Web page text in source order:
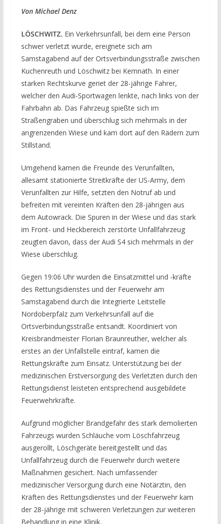
Von Michael Denz
LÖSCHWITZ. Ein Verkehrsunfall, bei dem eine Person
schwer verletzt wurde, ereignete sich am
Samstagabend auf der Ortsverbindungsstraße zwischen
Kuchenreuth und Löschwitz bei Kemnath. In einer
starken Rechtskurve geriet der 28-jährige Fahrer,
welcher den Audi-Sportwagen lenkte, nach links von der
Fahrbahn ab. Das Fahrzeug spießte sich im
Straßengraben und überschlug sich mehrmals in der
angrenzenden Wiese und kam dort auf den Rädern zum
Stillstand.
Umgehend kamen die Freunde des Verunfallten,
allesamt stationierte Streitkräfte der US-Army, dem
Verunfallten zur Hilfe, setzten den Notruf ab und
befreiten mit vereinten Kräften den 28-jährigen aus
dem Autowrack. Die Spuren in der Wiese und das stark
im Front- und Heckbereich zerstörte Unfallfahrzeug
zeugten davon, dass der Audi S4 sich mehrmals in der
Wiese überschlug.
Gegen 19:06 Uhr wurden die Einsatzmittel und -kräfte
des Rettungsdienstes und der Feuerwehr am
Samstagabend durch die Integrierte Leitstelle
Nordoberpfalz zum Verkehrsunfall auf die
Ortsverbindungsstraße entsandt. Koordiniert von
Kreisbrandmeister Florian Braunreuther, welcher als
erstes an der Unfallstelle eintraf, kamen die
Rettungskräfte zum Einsatz. Unterstützung bei der
medizinischen Erstversorgung des Verletzten durch den
Rettungsdienst leisteten entsprechend ausgebildete
Feuerwehrkräfte.
Aufgrund möglicher Brandgefahr des stark demolierten
Fahrzeugs wurden Schläuche vom Löschfahrzeug
ausgerollt, Löschgeräte bereitgestellt und das
Unfallfahrzeug durch die Feuerwehr durch weitere
Maßnahmen gesichert. Nach umfassender
medizinischer Versorgung durch eine Notärztin, den
Kräften des Rettungsdienstes und der Feuerwehr kam
der 28-jährige mit schweren Verletzungen zur weiteren
Behandlung in eine Klinik.